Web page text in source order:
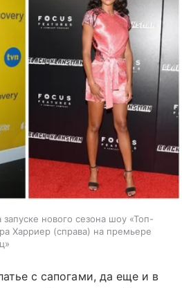
нового сезона шоу «Топ-
Харриер (справа) на премьере
с сапогами, да еще и в